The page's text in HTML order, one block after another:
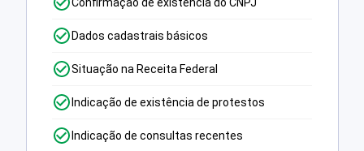
Confirmação de existência do CNPJ
Dados cadastrais básicos
Situação na Receita Federal
Indicação de existência de protestos
Indicação de consultas recentes